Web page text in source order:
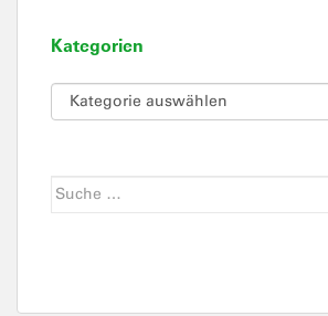
Kategorien
Kategorien
Suche